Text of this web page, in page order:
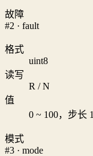
故障
#2 · fault
格式
uint8
读写
R / N
值
0 ~ 100，步长 1
模式
#3 · mode